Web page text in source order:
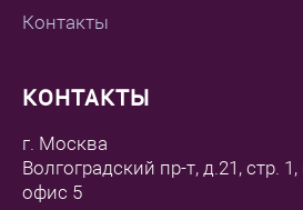
Контакты
КОНТАКТЫ
г. Москва
Волгоградский пр-т, д.21, стр.
офис 5